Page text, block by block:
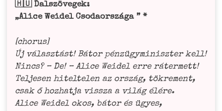
🇭🇺 Dals­zö­vegek:
„Ali­ce Wei­del Csodaországa ” *
[cho­rus]
Új válasz­tást! Bátor pén­zü­gy­mi­nisz­ter kell!
Nincs? – De! – Ali­ce Wei­del erre ráter­mett!
Tel­je­sen hitel­te­len az ország, tökre­ment,
csak ő hoz­hat­ja viss­za a világ élé­re.
Ali­ce Wei­del okos, bátor és ügyes,